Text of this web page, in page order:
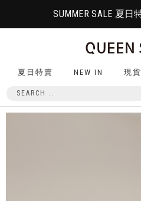
SUMMER SALE 夏日
夏日特賣 NEW IN 現